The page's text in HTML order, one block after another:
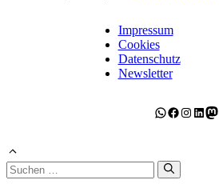
Impressum
Cookies
Datenschutz
Newsletter
WhatsApp
Facebook
Suchen
nach: